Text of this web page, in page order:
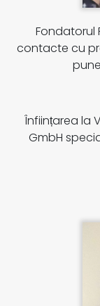
Fondatorul
contacte cu
Înființarea la
GmbH